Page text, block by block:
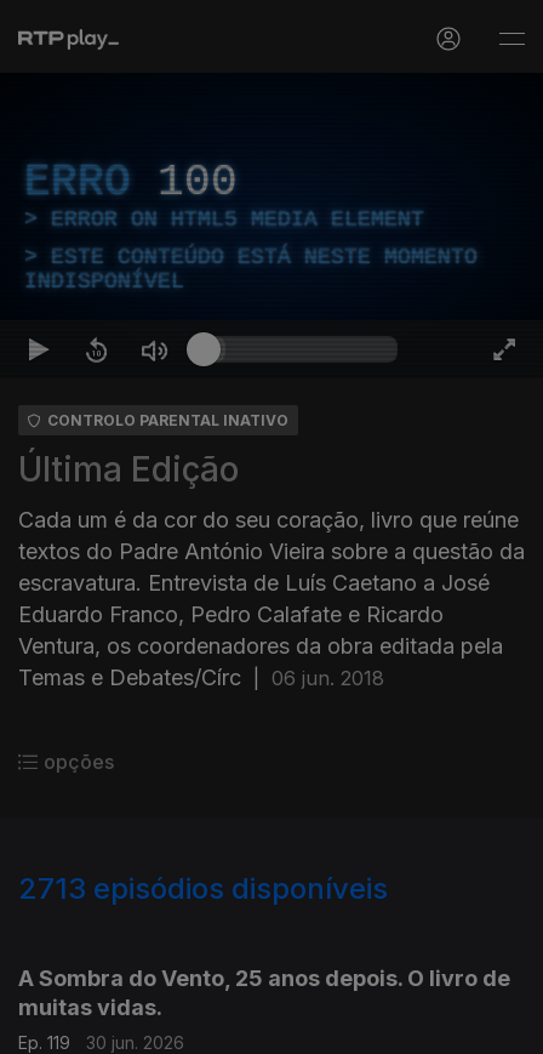
ERRO 100
ERROR ON HTML5 MEDIA ELEMENT
ESTE CONTEÚDO ESTÁ NESTE MOMENTO
INDISPONÍVEL
CONTROLO PARENTAL INATIVO
Última Edição
Cada um é da cor do seu coração, livro que reúne
textos do Padre António Vieira sobre a questão da
escravatura. Entrevista de Luís Caetano a José
Eduardo Franco, Pedro Calafate e Ricardo
Ventura, os coordenadores da obra editada pela
Temas e Debates/Círc
06 jun. 2018
opções
2713 episódios disponíveis
A Sombra do Vento, 25 anos depois. O livro de
muitas vidas.
Ep. 119
30 jun. 2026